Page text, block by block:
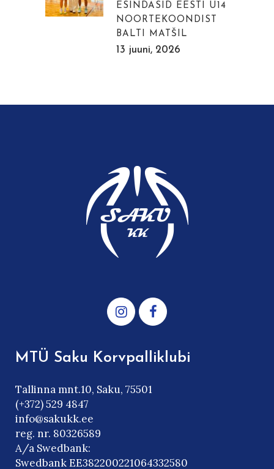
ESINDASID EESTI U14
NOORTEKOONDIST
BALTI MATŠIL
13 juuni, 2026
MTÜ Saku Korvpalliklubi
Tallinna mnt.10, Saku, 75501
(+372) 529 4847
info@sakukk.ee
reg. nr. 80326589
A/a Swedbank:
Swedbank EE382200221064332580